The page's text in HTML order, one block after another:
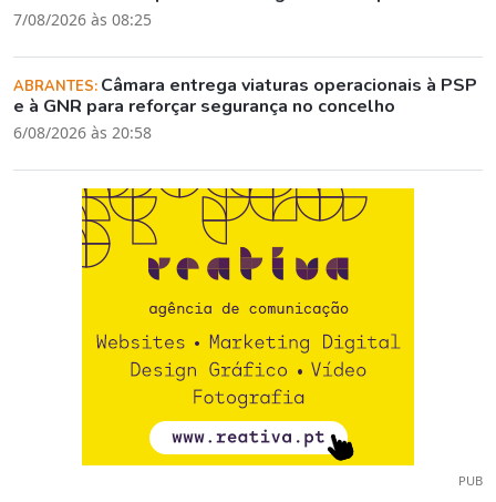
7/08/2026 às 08:25
ABRANTES: Câmara entrega viaturas operacionais à PSP
e à GNR para reforçar segurança no concelho
6/08/2026 às 20:58
PUB